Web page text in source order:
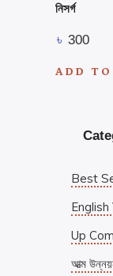
নিসর্গ
৳ 300
ADD
Best
English
Up
আত্ম